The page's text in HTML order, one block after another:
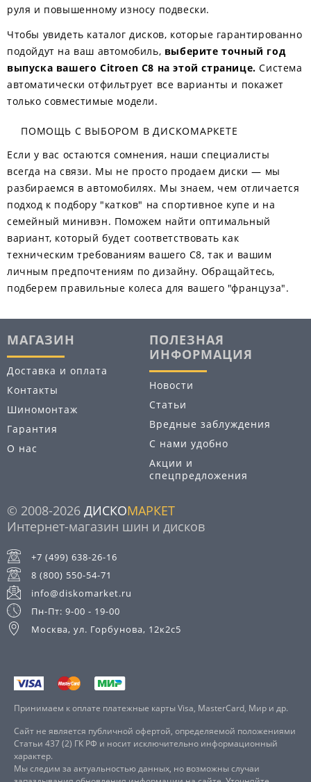
руля и повышенному износу подвески.
Чтобы увидеть каталог дисков, которые гарантированно
подойдут на ваш автомобиль, выберите точный год
выпуска вашего Citroen C8 на этой странице. Система
автоматически отфильтрует все варианты и покажет
только совместимые модели.
ПОМОЩЬ С ВЫБОРОМ В ДИСКОМАРКЕТЕ
Если у вас остаются сомнения, наши специалисты
всегда на связи. Мы не просто продаем диски — мы
разбираемся в автомобилях. Мы знаем, чем отличается
подход к подбору "катков" на спортивное купе и на
семейный минивэн. Поможем найти оптимальный
вариант, который будет соответствовать как
техническим требованиям вашего С8, так и вашим
личным предпочтениям по дизайну. Обращайтесь,
подберем правильные колеса для вашего "француза".
МАГАЗИН
Доставка и оплата
Контакты
Шиномонтаж
Гарантия
О нас
ПОЛЕЗНАЯ
ИНФОРМАЦИЯ
Новости
Статьи
Вредные заблуждения
С нами удобно
Акции и
спецпредложения
© 2008-2026 ДИСКОМАРКЕТ
Интернет-магазин шин и дисков
+7 (499) 638-26-16
8 (800) 550-54-71
info@diskomarket.ru
Пн-Пт: 9-00 - 19-00
Москва, ул. Горбунова, 12к2с5
Принимаем к оплате платежные карты Visa, MasterCard, Мир и др.
Сайт не является публичной офертой, определяемой положениями
Статьи 437 (2) ГК РФ и носит исключительно информационный
характер.
Мы следим за актуальностью данных, но возможны случаи